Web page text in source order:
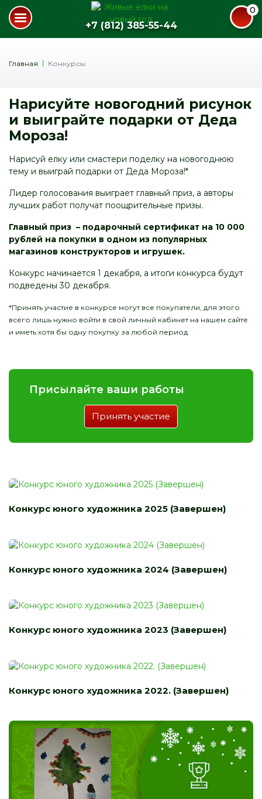
+7 (812) 385-55-44
0
Главная Конкурсы
Нарисуйте новогодний рисунок
и выиграйте подарки от Деда
Мороза!
Нарисуй елку или смастери поделку на новогоднюю
тему и выиграй подарки от Деда Мороза!*
Лидер голосования выиграет главный приз, а авторы
лучших работ получат поощрительные призы.
Главный приз – подарочный сертификат на 10 000
рублей на покупки в одном из популярных
магазинов конструкторов и игрушек.
Конкурс начинается 1 декабря, а итоги конкурса будут
подведены 30 декабря.
*Принять участие в конкурсе могут все покупатели, для этого
всего лишь нужно войти в свой личный кабинет на нашем сайте
и иметь хотя бы одну покупку за любой период.
Присылайте ваши работы
Принять участие
Конкурс юного художника 2025 (Завершен)
Конкурс юного художника 2024 (Завершен)
Конкурс юного художника 2023 (Завершен)
Конкурс юного художника 2022. (Завершен)